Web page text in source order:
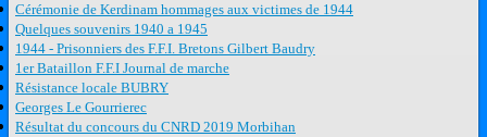
Cérémonie de Kerdinam hommages aux victimes de 1944
Quelques souvenirs 1940 a 1945
1944 - Prisonniers des F.F.I. Bretons Gilbert Baudry
1er Bataillon F.F.I Journal de marche
Résistance locale BUBRY
Georges Le Gourrierec
Résultat du concours du CNRD 2019 Morbihan